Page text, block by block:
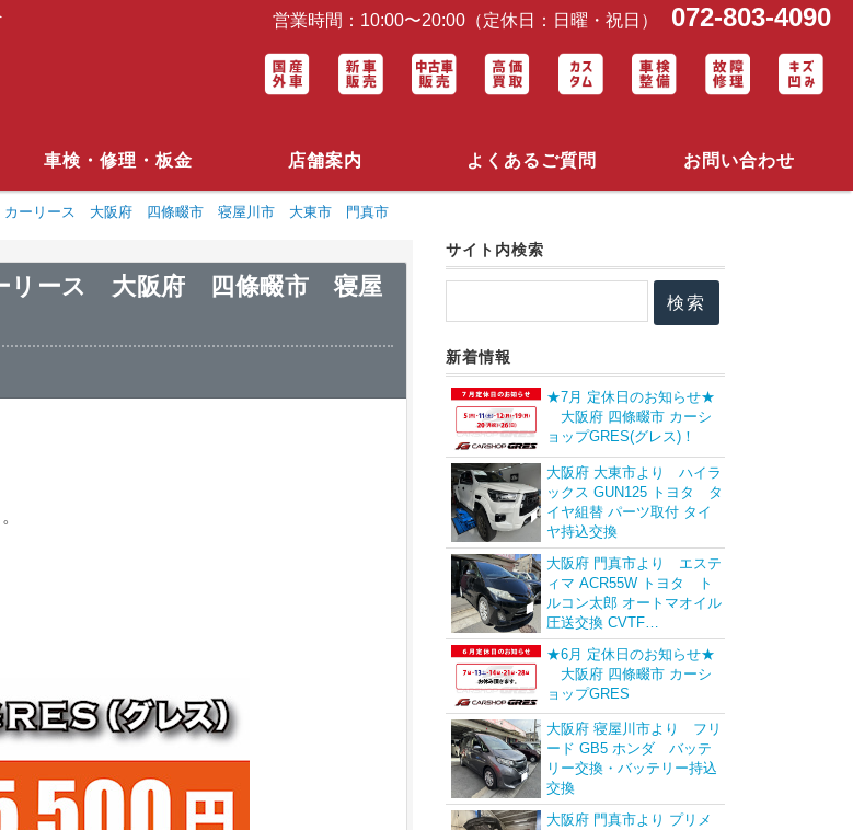
営業時間：10:00〜20:00（定休日：日曜・祝日） 072-803-4090
車検・修理・板金 店舗案内 よくあるご質問 お問い合わせ
ーリース 大阪府 四條畷市 寝屋川市 大東市 門真市
リース 大阪府 四條畷市 寝屋
サイト内検索
新着情報
★7月 定休日のお知らせ★
大阪府 四條畷市 カーシ
ョップGRES(グレス)！
大阪府 大東市より ハイラ
ックス GUN125 トヨタ タ
イヤ組替 パーツ取付 タイ
ヤ持込交換
大阪府 門真市より エステ
ィマ ACR55W トヨタ ト
ルコン太郎 オートマオイル
圧送交換 CVTF…
★6月 定休日のお知らせ★
大阪府 四條畷市 カーシ
ョップGRES
大阪府 寝屋川市より フリ
ード GB5 ホンダ バッテ
リー交換・バッテリー持込
交換
大阪府 門真市より プリメ